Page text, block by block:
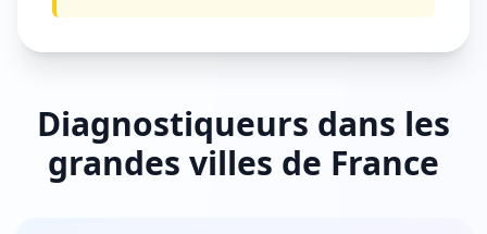
Diagnostiqueurs dans les
grandes villes de France